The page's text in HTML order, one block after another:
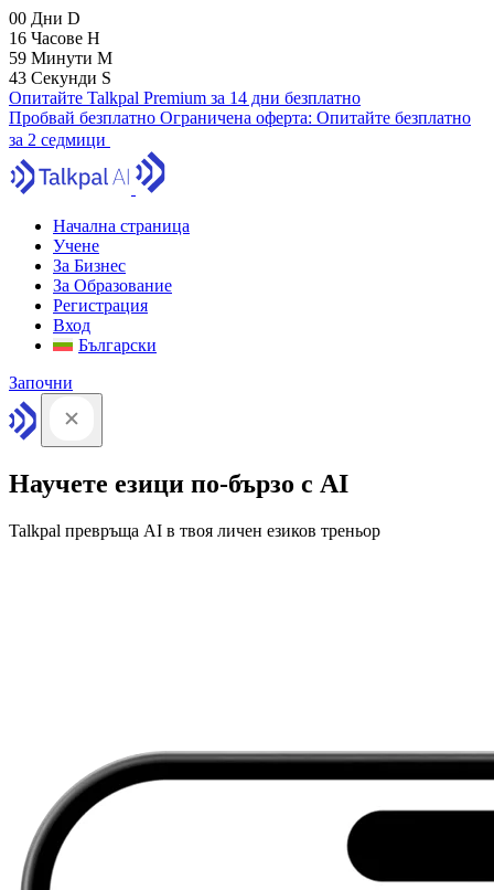
00 Дни D
16 Часове H
59 Минути M
41 Секунди S
Опитайте Talkpal Premium за 14 дни безплатно
Пробвай безплатно Ограничена оферта: Опитайте безплатно
за 2 седмици
Начална страница
Учене
За Бизнес
За Образование
Регистрация
Вход
Български
Започни
Научете езици по-бързо с AI
Talkpal превръща AI в твоя личен езиков треньор